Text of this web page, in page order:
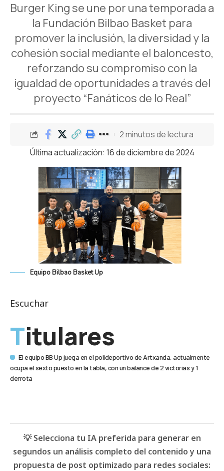
Burger King se une por una temporada a
la Fundación Bilbao Basket para
promover la inclusión, la diversidad y la
cohesión social mediante el baloncesto,
reforzando su compromiso con la
igualdad de oportunidades a través del
proyecto “Fanáticos de lo Real”
Última actualización: 16 de diciembre de 2024
2 minutos de lectura
Equipo Bilbao Basket Up
Escuchar
Titulares
El equipo BB Up juega en el polideportivo de Artxanda, actualmente
ocupa el sexto puesto en la tabla, con un balance de 2 victorias y 1
derrota
💡 Selecciona tu IA preferida para generar en
segundos un análisis completo del contenido y una
propuesta de post optimizado para redes sociales: